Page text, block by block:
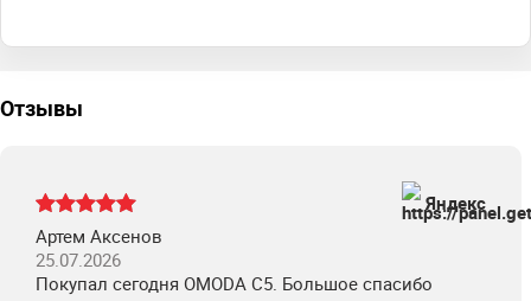
Отзывы
Яндекс
Артем Аксенов
25.07.2026
Покупал сегодня OMODA C5. Большое спасибо